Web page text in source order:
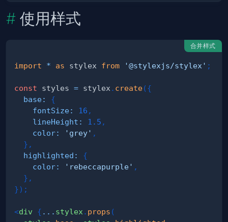
使用样式
合并样式
import * as stylex from '@stylexjs/stylex' ;
const styles = stylex . create({
base:
{
fontSize: 16 ,
lineHeight : 1.5 ,
color: 'grey' ,
} ,
highlighted :
{
color: 'rebeccapurple' ,
} ,
}) ;
<div { ... stylex . props (